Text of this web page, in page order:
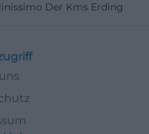
Der Kms Erding